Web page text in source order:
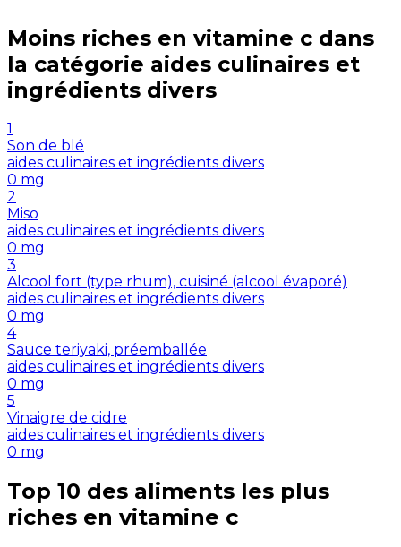
Moins riches en vitamine c dans
la catégorie aides culinaires et
ingrédients divers
1
Son de blé
aides culinaires et ingrédients divers
0 mg
2
Miso
aides culinaires et ingrédients divers
0 mg
3
Alcool fort (type rhum), cuisiné (alcool évaporé)
aides culinaires et ingrédients divers
0 mg
4
Sauce teriyaki, préemballée
aides culinaires et ingrédients divers
0 mg
5
Vinaigre de cidre
aides culinaires et ingrédients divers
0 mg
Top 10 des aliments les plus
riches en vitamine c